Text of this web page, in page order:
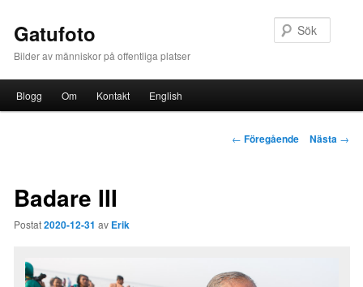
Gatufoto
Bilder av människor på offentliga platser
Hoppa till huvudinnehåll
Blogg Om Kontakt English
Inläggsnavigering
← Föregående Nästa →
Badare III
Postat2020-12-31 av Erik